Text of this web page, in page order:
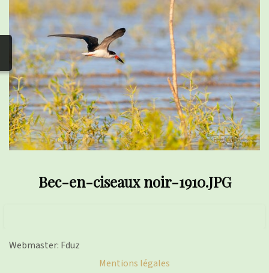
photos▼
Nos activités▼
Adhérer/faire un don
Liens
Bec-en-ciseaux noir-1910.JPG
Webmaster: Fduz
Mentions légales